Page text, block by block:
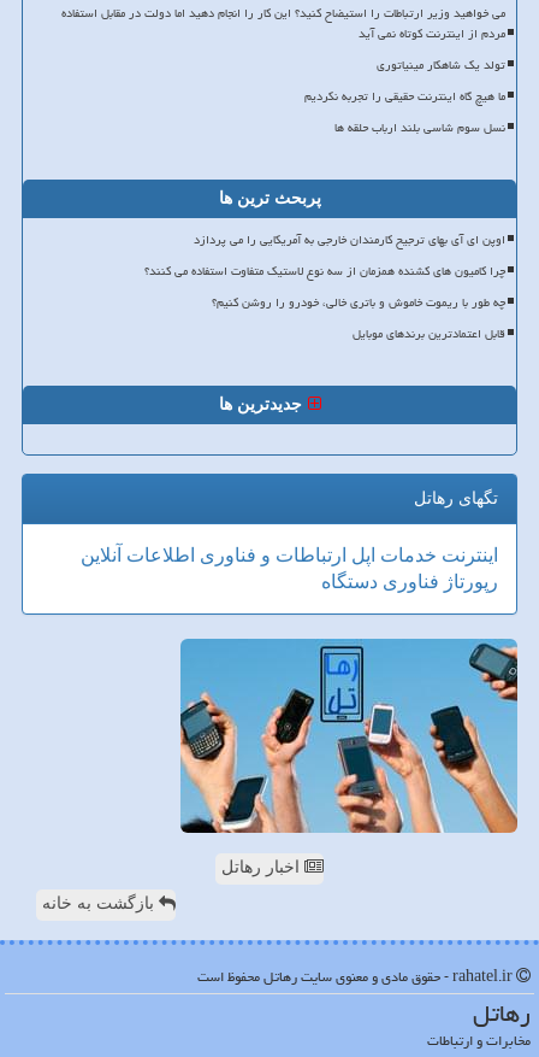
می خواهید وزیر ارتباطات را استیضاح کنید؟ این کار را انجام دهید اما دولت در مقابل استفاده
مردم از اینترنت کوتاه نمی آید
تولد یک شاهکار مینیاتوری
ما هیچ گاه اینترنت حقیقی را تجربه نکردیم
نسل سوم شاسی بلند ارباب حلقه ها
پربحث ترین ها
اوپن ای آی بهای ترجیح کارمندان خارجی به آمریکایی را می پردازد
چرا کامیون های کشنده همزمان از سه نوع لاستیک متفاوت استفاده می کنند؟
چه طور با ریموت خاموش و باتری خالی، خودرو را روشن کنیم؟
قابل اعتمادترین برندهای موبایل
جدیدترین ها
تگهای رهاتل
اینترنت خدمات اپل ارتباطات و فناوری اطلاعات آنلاین
رپورتاژ فناوری دستگاه
اخبار رهاتل
بازگشت به خانه
رهاتل
مخابرات و ارتباطات